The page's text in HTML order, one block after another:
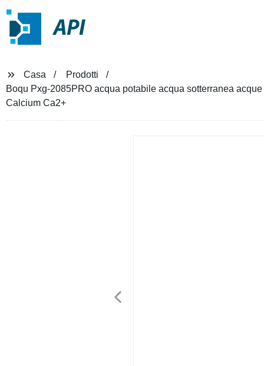
API
Casa
Prodotti
Boqu Pxg-2085PRO acqua potabile acqua sotterranea
Calcium Ca2+